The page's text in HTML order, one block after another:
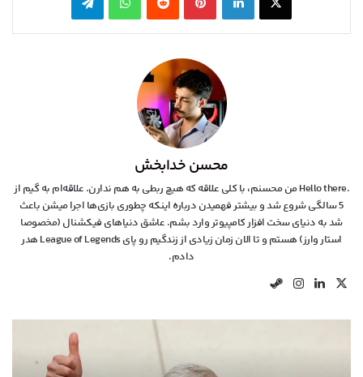
محسن خدابخش
.Hello there من محسنم، با کلی علاقه که هیچ ربطی به هم ندارن. علاقه‌ام به گیم از
5 سالگی شروع شد و بیشتر فهمیدن درباره اینکه چطوری بازی‌ها اجرا میشن باعث
شد به دنیای سخت افزار کامپیوتر وارد بشم. عاشق دنیاهای فیکشنال (مخصوصا
استار وارز) هستم و تا الان زمان زیادی از زندگیم رو پای League of Legends هدر
دادم.
X لینکدیناینستاگرام